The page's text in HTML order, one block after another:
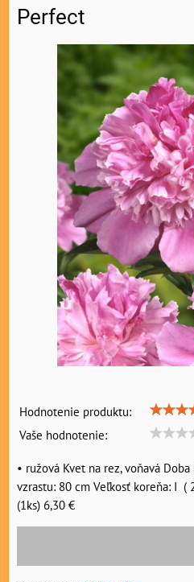
Perfect
Hodnotenie produktu:
Vaše hodnotenie:
• ružová Kvet na rez, voňavá
vzrastu: 80 cm Veľkosť koreňa: I (
(1ks) 6,30 €